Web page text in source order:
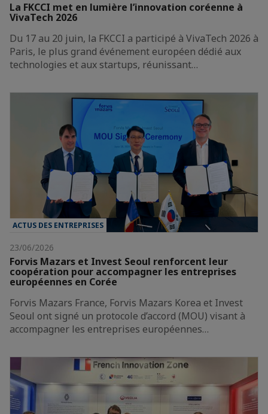
La FKCCI met en lumière l’innovation coréenne à
VivaTech 2026
Du 17 au 20 juin, la FKCCI a participé à VivaTech 2026 à
Paris, le plus grand événement européen dédié aux
technologies et aux startups, réunissant…
ACTUS DES ENTREPRISES
23/06/2026
Forvis Mazars et Invest Seoul renforcent leur
coopération pour accompagner les entreprises
européennes en Corée
Forvis Mazars France, Forvis Mazars Korea et Invest
Seoul ont signé un protocole d’accord (MOU) visant à
accompagner les entreprises européennes…